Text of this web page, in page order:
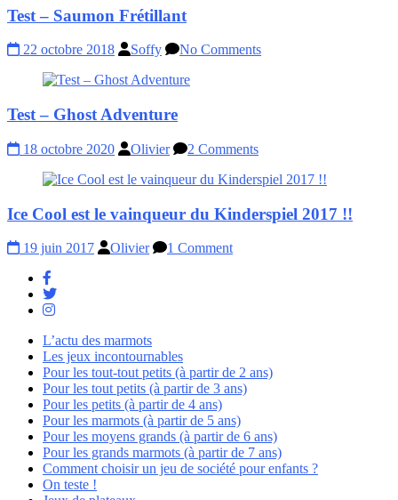
Test – Saumon Frétillant
22 octobre 2018 Soffy No Comments
Test – Ghost Adventure
18 octobre 2020 Olivier 2 Comments
Ice Cool est le vainqueur du Kinderspiel 2017 !!
19 juin 2017 Olivier 1 Comment
L’actu des marmots
Les jeux incontournables
Pour les tout-tout petits (à partir de 2 ans)
Pour les tout petits (à partir de 3 ans)
Pour les petits (à partir de 4 ans)
Pour les marmots (à partir de 5 ans)
Pour les moyens grands (à partir de 6 ans)
Pour les grands marmots (à partir de 7 ans)
Comment choisir un jeu de société pour enfants ?
On teste !